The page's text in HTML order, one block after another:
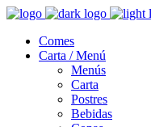
Comes
Carta / Menú
Menús
Carta
Postres
Bebidas